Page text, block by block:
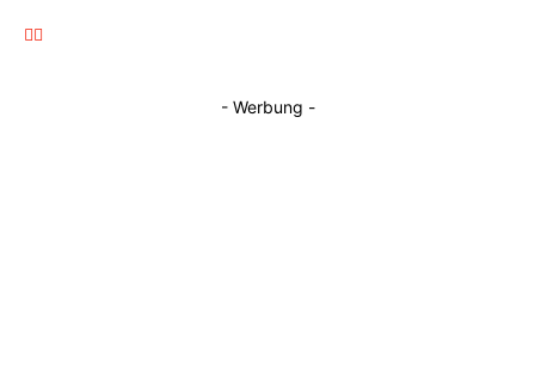
- Werbung -